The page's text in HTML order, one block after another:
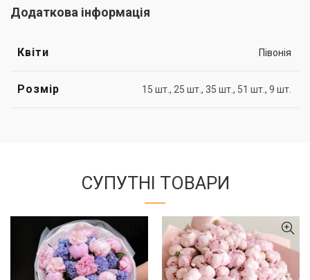
Додаткова інформація
Квіти Півонія
Розмір 15 шт., 25 шт., 35 шт., 51 шт., 9 шт.
СУПУТНІ ТОВАРИ